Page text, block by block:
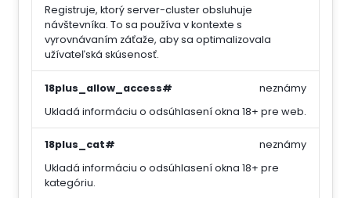
Registruje, ktorý server-cluster obsluhuje
návštevníka. To sa používa v kontexte s
vyrovnávaním záťaže, aby sa optimalizovala
užívateľská skúsenosť.
18plus_allow_access#
Ukladá informáciu o odsúhlasení okna 18+ pre web.
neznámy
18plus_cat#
Ukladá informáciu o odsúhlasení okna 18+ pre
kategóriu.
neznámy